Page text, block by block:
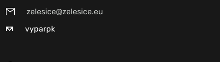
zelesice@zelesice.eu
vyparpk